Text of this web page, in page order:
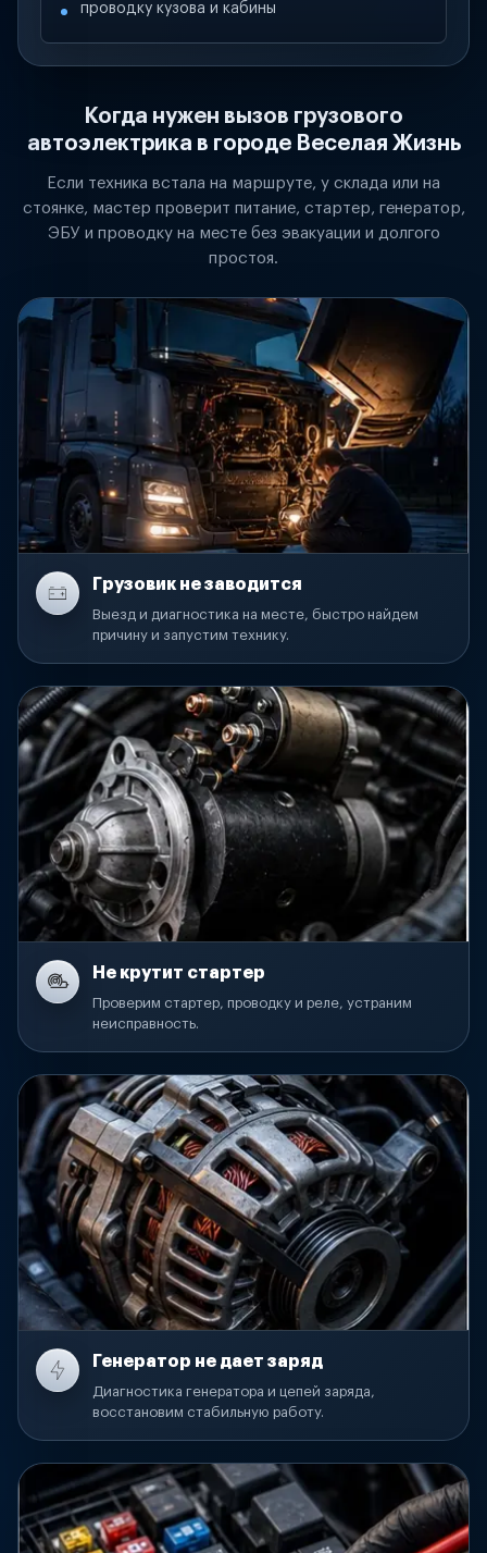
проводку кузова и кабины
Когда нужен вызов грузового
автоэлектрика в городе Веселая Жизнь
Если техника встала на маршруте, у склада или на
стоянке, мастер проверит питание, стартер, генератор,
ЭБУ и проводку на месте без эвакуации и долгого
простоя.
Грузовик не заводится
Выезд и диагностика на месте, быстро найдем
причину и запустим технику.
Не крутит стартер
Проверим стартер, проводку и реле, устраним
неисправность.
Генератор не дает заряд
Диагностика генератора и цепей заряда,
восстановим стабильную работу.